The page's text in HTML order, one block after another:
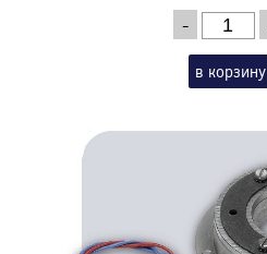
-
в корзину